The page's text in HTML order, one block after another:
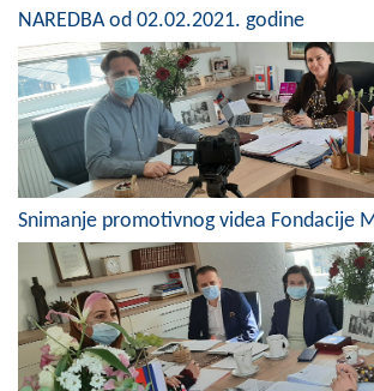
Javni pozivi
Obavještenja
Zaštita od požara
COVID 19
Geoistraživanja
FINANSIJE
PRIVREDA
NAREDBA od 02.02.2021. godine
Snimanje promotivnog videa Fondacije